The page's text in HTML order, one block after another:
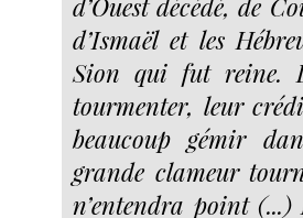
d’Ouest décédé, de
d’Ismaël et les
Sion qui fut reine.
tourmenter, leur
beaucoup gémir
grande clameur
n’entendra point